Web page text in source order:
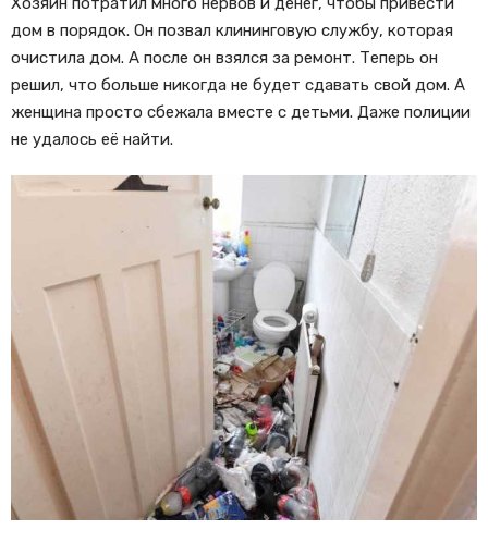
дом в порядок. Он позвал клининговую службу, которая
очистила дом. А после он взялся за ремонт. Теперь он
решил, что больше никогда не будет сдавать свой дом. А
женщина просто сбежала вместе с детьми. Даже полиции
не удалось её найти.